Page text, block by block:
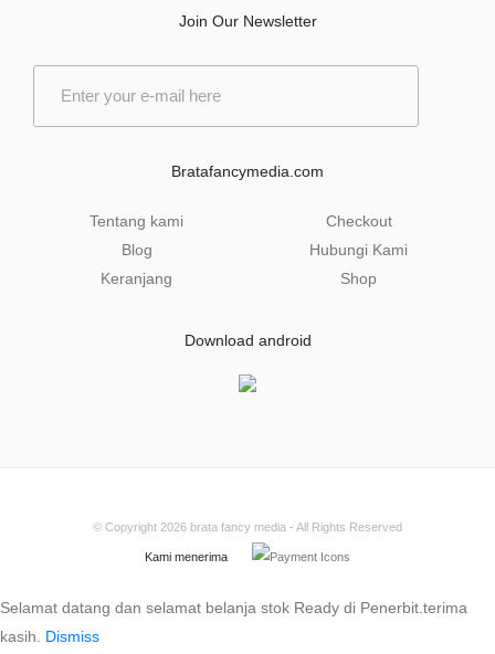
Join Our Newsletter
Bratafancymedia.com
Tentang kami
Blog
Keranjang
Checkout
Hubungi Kami
Shop
Download android
Kami menerima
© Copyright 2026 brata fancy media - All Rights Reserved
Selamat datang dan selamat belanja stok Ready di Penerbit.terima
kasih. Dismiss